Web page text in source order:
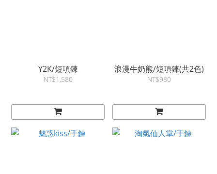
Y2K/短項鍊
NT$1,580
浪漫牛奶熊/短項鍊(共2色)
NT$980